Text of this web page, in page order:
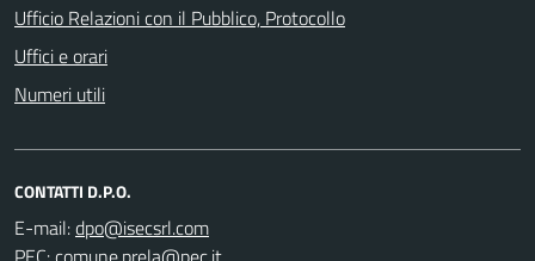
Ufficio Relazioni con il Pubblico, Protocollo
Uffici e orari
Numeri utili
CONTATTI D.P.O.
E-mail: